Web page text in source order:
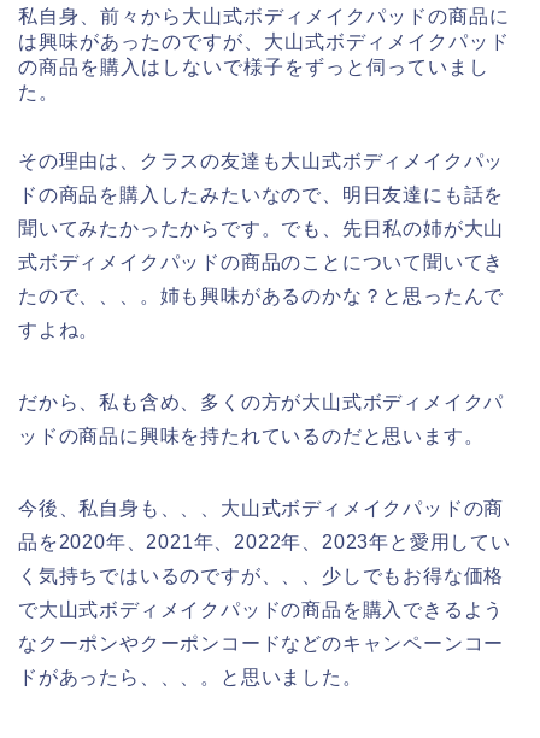
私自身、前々から大山式ボディメイクパッドの商品に
は興味があったのですが、大山式ボディメイクパッド
の商品を購入はしないで様子をずっと伺っていまし
た。
その理由は、クラスの友達も大山式ボディメイクパッ
ドの商品を購入したみたいなので、明日友達にも話を
聞いてみたかったからです。でも、先日私の姉が大山
式ボディメイクパッドの商品のことについて聞いてき
たので、、、。姉も興味があるのかな？と思ったんで
すよね。
だから、私も含め、多くの方が大山式ボディメイクパ
ッドの商品に興味を持たれているのだと思います。
今後、私自身も、、、大山式ボディメイクパッドの商
品を2020年、2021年、2022年、2023年と愛用してい
く気持ちではいるのですが、、、少しでもお得な価格
で大山式ボディメイクパッドの商品を購入できるよう
なクーポンやクーポンコードなどのキャンペーンコー
ドがあったら、、、。と思いました。